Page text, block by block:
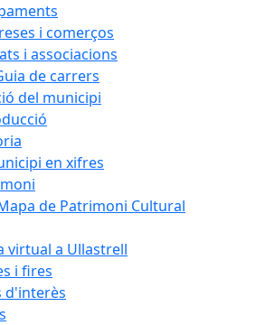
i comerços
i associacions
de carrers
del municipi
en xifres
de Patrimoni Cultural
virtual a Ullastrell
i fires
d'interès